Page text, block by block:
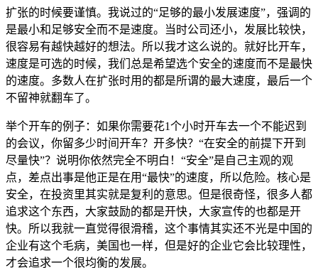
扩张的时候要谨慎。我说过的“足够的最小发展速度”，强调的
是最小和足够安全而不是速度。当时公司还小，发展比较快，
很容易有越快越好的想法。所以我才这么说的。就好比开车，
速度是可选的时候，我们总是希望选个安全的速度而不是最快
的速度。多数人在扩张时用的都是所谓的最大速度，最后一个
不留神就翻车了。
举个开车的例子：如果你需要花1个小时开车去一个不能迟到
的会议，你留多少时间开车？开多快？“在安全的前提下开到
尽量快”？说明你依然完全不明白！“安全”是自己主观的观
点，差点出事是他正是在用“最快”的速度，所以危险。核心是
安全，在投资里其实就是复利的意思。但是很奇怪，很多人都
追求这个东西，大家鼓励的都是开快，大家宣传的也都是开
快。所以我就一直觉得很滑稽，这个事情其实还不光是中国的
企业有这个毛病，美国也一样，但是好的企业它会比较理性，
才会追求一个很均衡的发展。